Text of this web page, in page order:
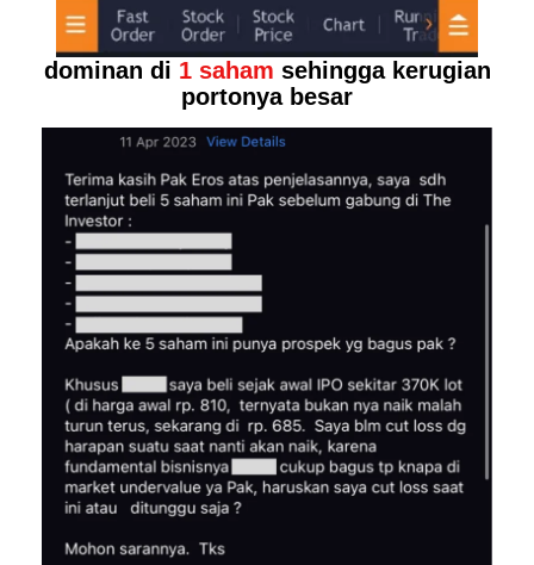
dominan di 1 saham sehingga kerugian
portonya besar